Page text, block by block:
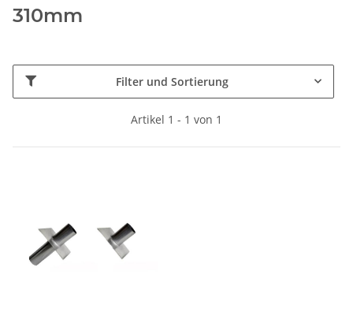
310mm
Filter und Sortierung
Artikel 1 - 1 von 1